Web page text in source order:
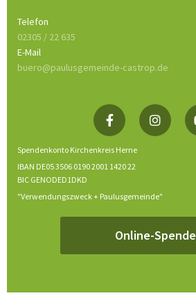
Telefon
02305 / 22 635
E-Mail
buero@paulusgemeinde-castrop.de
Spendenkonto Kirchenkreis Herne
IBAN DE05 3506 0190 2001 1420 22
BIC GENODED1DKD
"Verwendungszweck + Paulusgemeinde"
Online-Spende